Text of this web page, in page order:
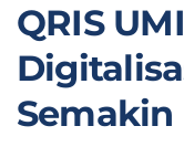
QRIS